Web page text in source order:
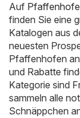
Auf
finden Sie eine
Katalogen aus
neuesten
Pfaffenhofen
und Rabatte
Kategorie sind
sammeln alle
Schnäppchen